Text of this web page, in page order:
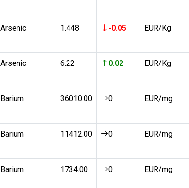
Arsenic 1.448 -0.05 EUR/Kg
Arsenic 6.22 0.02 EUR/Kg
Barium 36010.00 0 EUR/mg
Barium 11412.00 0 EUR/mg
Barium 1734.00 0 EUR/mg